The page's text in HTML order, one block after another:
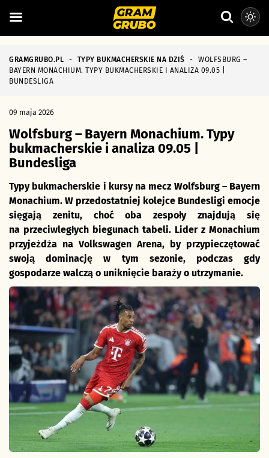
GRAMGRUBO.PL - TYPY BUKMACHERSKIE NA DZIŚ -
WOLFSBURG –
BAYERN MONACHIUM. TYPY BUKMACHERSKIE I ANALIZA 09.05 |
BUNDESLIGA
09 maja 2026
Wolfsburg – Bayern Monachium. Typy
bukmacherskie i analiza 09.05 |
Bundesliga
Typy bukmacherskie i kursy na mecz Wolfsburg – Bayern
Monachium. W przedostatniej kolejce Bundesligi emocje
sięgają zenitu, choć oba zespoły znajdują się
na przeciwległych biegunach tabeli. Lider z Monachium
przyjeżdża na Volkswagen Arena, by przypieczętować
swoją dominację w tym sezonie, podczas gdy
gospodarze walczą o uniknięcie baraży o utrzymanie.